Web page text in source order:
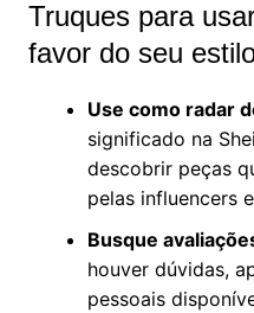
Truques para
favor do seu
Use como radar
significado na
descobrir peças
pelas influencers
Busque
houver dúvidas,
pessoais